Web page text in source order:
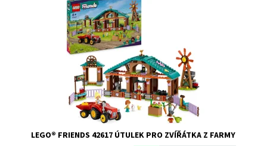
Model farmy s postavami LEGO® Friends
Dostupnost:
Skladem2
11436
LEGO
LEGO® FRIENDS 42617 ÚTULEK PRO ZVÍŘÁTKA Z FARMY